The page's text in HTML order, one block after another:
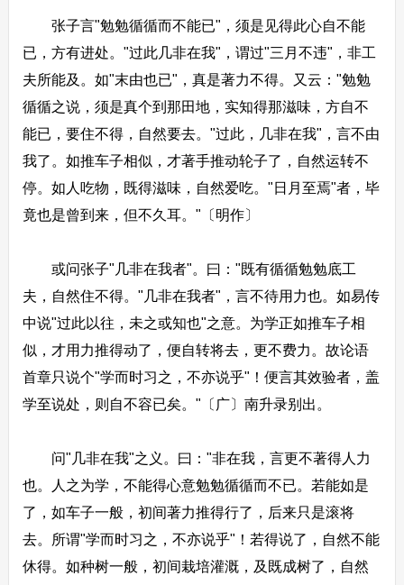
张子言"勉勉循循而不能已"，须是见得此心自不能
已，方有进处。"过此几非在我"，谓过"三月不违"，非工
夫所能及。如"末由也已"，真是著力不得。又云："勉勉
循循之说，须是真个到那田地，实知得那滋味，方自不
能已，要住不得，自然要去。"过此，几非在我"，言不由
我了。如推车子相似，才著手推动轮子了，自然运转不
停。如人吃物，既得滋味，自然爱吃。"日月至焉"者，毕
竟也是曾到来，但不久耳。"〔明作〕
或问张子"几非在我者"。曰："既有循循勉勉底工
夫，自然住不得。"几非在我者"，言不待用力也。如易传
中说"过此以往，未之或知也"之意。为学正如推车子相
似，才用力推得动了，便自转将去，更不费力。故论语
首章只说个"学而时习之，不亦说乎"！便言其效验者，盖
学至说处，则自不容已矣。"〔广〕南升录别出。
问"几非在我"之义。曰："非在我，言更不著得人力
也。人之为学，不能得心意勉勉循循而不已。若能如是
了，如车子一般，初间著力推得行了，后来只是滚将
去。所谓"学而时习之，不亦说乎"！若得说了，自然不能
休得。如种树一般，初间栽培灌溉，及既成树了，自然